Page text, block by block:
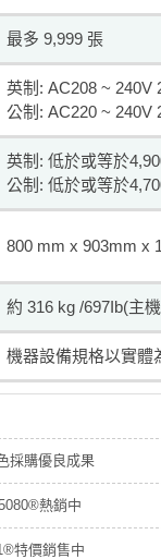
最多 9,999 張
英制: AC208 ~ 240V
公制: AC220 ~ 240V
英制: 低於或等於
公制: 低於或等於
800 mm x 903mm x
約 316 kg /697Ib(主
機器設備規格以實體
採購優良成果
熱銷中
特價銷售中